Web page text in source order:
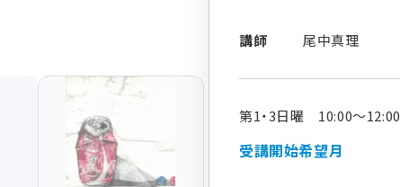
講師 尾中真理
第1・3日曜 10:00～12:00
受講開始希望月